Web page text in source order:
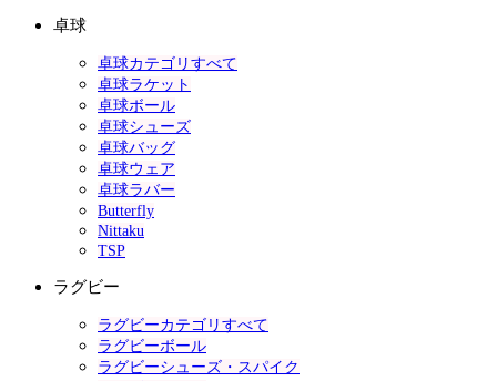
卓球
卓球カテゴリすべて
卓球ラケット
卓球ボール
卓球シューズ
卓球バッグ
卓球ウェア
卓球ラバー
Butterfly
Nittaku
TSP
ラグビー
ラグビーカテゴリすべて
ラグビーボール
ラグビーシューズ・スパイク